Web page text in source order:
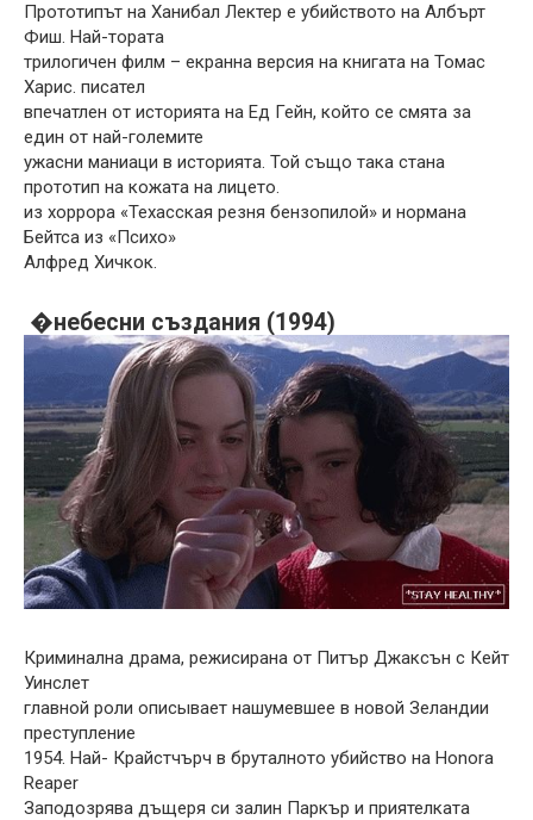
Прототипът на Ханибал Лектер е убийството на Албърт
Фиш. Най-тората
трилогичен филм – екранна версия на книгата на Томас
Харис. писател
впечатлен от историята на Ед Гейн, който се смята за
един от най-големите
ужасни маниаци в историята. Той също така стана
прототип на кожата на лицето.
из хоррора «Техасская резня бензопилой» и нормана
Бейтса из «Психо»
Алфред Хичкок.
�небесни създания (1994)
Криминална драма, режисирана от Питър Джаксън с Кейт
Уинслет
главной роли описывает нашумевшее в новой Зеландии
преступление
1954. Най- Крайстчърч в бруталното убийство на Honora
Reaper
Заподозрява дъщеря си залин Паркър и приятелката